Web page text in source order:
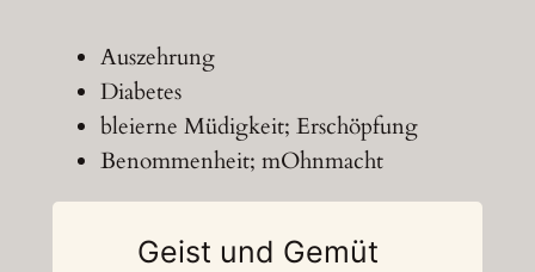
Auszehrung
Diabetes
bleierne Müdigkeit; Erschöpfung
Benommenheit; mOhnmacht
Geist und Gemüt